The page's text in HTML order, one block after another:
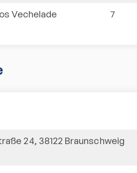
Vechelade 7
24, 38122 Braunschweig